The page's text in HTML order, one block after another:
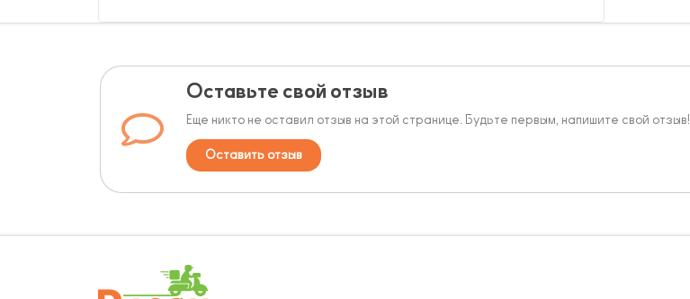
Оставьте свой отзыв
Еще никто не оставил отзыв на этой странице. Будьте первым, напишите свой отзыв!
Оставить отзыв